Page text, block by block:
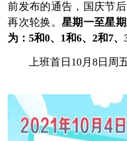
前发布的通告，国庆节
再次轮换。星期一至星
为：5和0、1和6、2和7、
上班首日10月8日周五